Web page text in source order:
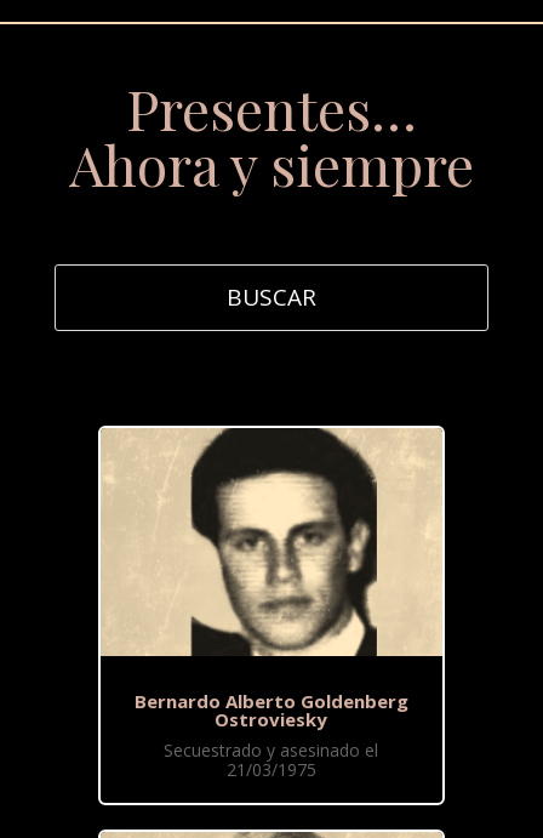
Presentes…
Ahora y siempre
Bernardo Alberto Goldenberg
Ostroviesky
Secuestrado y asesinado el
21/03/1975